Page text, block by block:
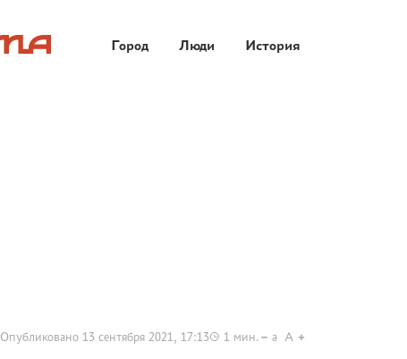
Город Люди История
Опубликовано13 сентября 2021, 17:13 1 мин. a A